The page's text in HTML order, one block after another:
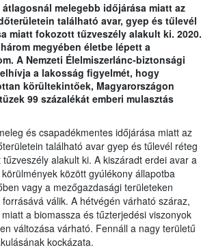
melegebb időjárása miatt az
található avar, gyep és tűlevél
miatt fokozott tűzveszély alakult ki. 2020.
megyében életbe lépett a
A Nemzeti Élelmiszerlánc-biztonsági
a lakosság figyelmét, hogy
körültekintőek, Magyarországon
99 százalékát emberi mulasztás
és csapadékmentes időjárása miatt az
található avar gyep és tűlevél réteg
alakult ki. A kiszáradt erdei avar a
között gyúlékony állapotba
vagy a mezőgazdasági területeken
válik. A hétvégén várható száraz,
a biomassza és tűzterjedési viszonyok
változása várható. Fennáll a nagy területű
kockázata.